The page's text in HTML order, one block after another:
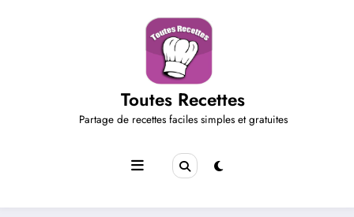
Toutes Recettes
Partage de recettes faciles simples et gratuites